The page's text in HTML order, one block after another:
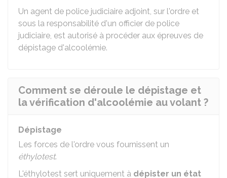
Un agent de police judiciaire adjoint, sur l'ordre et
sous la responsabilité d'un officier de police
judiciaire, est autorisé à procéder aux épreuves de
dépistage d'alcoolémie.
Comment se déroule le dépistage et
la vérification d'alcoolémie au volant ?
Dépistage
Les forces de l'ordre vous fournissent un
éthylotest.
L'éthylotest sert uniquement à dépister un état